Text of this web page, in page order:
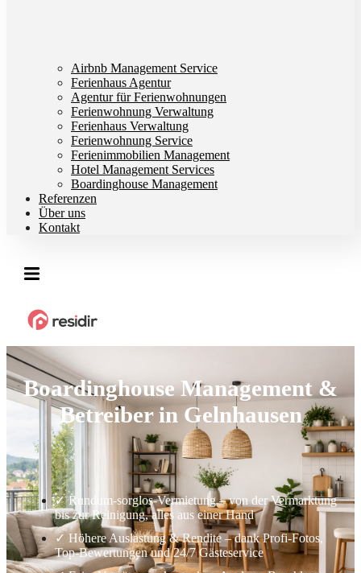
Airbnb Management Service
Ferienhaus Agentur
Agentur für Ferienwohnungen
Ferienwohnung Verwaltung
Ferienhaus Verwaltung
Ferienwohnung Service
Ferienimmobilien Management
Hotel Management Services
Boardinghouse Management
Referenzen
Über uns
Kontakt
Boardinghouse Management &
Betreiber in Gelnhausen
✓ Rundum-sorglos-Vermietung – von der Vermarktung
bis zur Reinigung, alles aus einer Hand
✓ Höhere Auslastung & Rendite – dank Profi-Fotos,
Top-Bewertungen und 24/7 Gästeservice